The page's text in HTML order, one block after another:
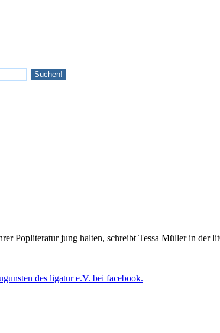
Popliteratur jung halten, schreibt Tessa Müller in
des ligatur e.V. bei facebook.